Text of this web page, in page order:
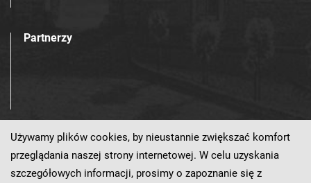
Partnerzy
Odwiedź nas!
Używamy plików cookies, by nieustannie zwiększać komfort
przeglądania naszej strony internetowej. W celu uzyskania
szczegółowych informacji, prosimy o zapoznanie się z